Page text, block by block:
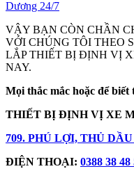
Dương 24/7
VẬY BẠN CÒN CHẦN
VỚI CHÚNG TÔI THEO
LẮP THIẾT BỊ ĐỊNH VỊ
NAY.
Mọi thắc mắc hoặc để
THIẾT BỊ ĐỊNH VỊ XE
709. PHÚ LỢI, THỦ
ĐIỆN THOẠI: 0388 38 48